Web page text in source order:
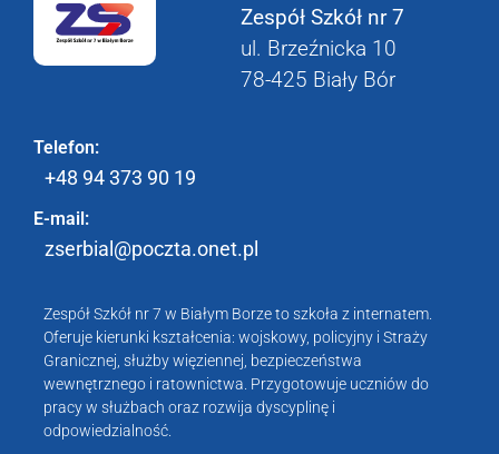
Zespół Szkół nr 7
ul. Brzeźnicka 10
78-425 Biały Bór
Telefon:
+48 94 373 90 19
E-mail:
zserbial@poczta.onet.pl
Zespół Szkół nr 7 w Białym Borzeto szkoła z internatem.
Oferuje kierunki kształcenia: wojskowy, policyjny i Straży
Granicznej, służby więziennej, bezpieczeństwa
wewnętrznego i ratownictwa. Przygotowuje uczniów do
pracy w służbach oraz rozwija dyscyplinę i
odpowiedzialność.